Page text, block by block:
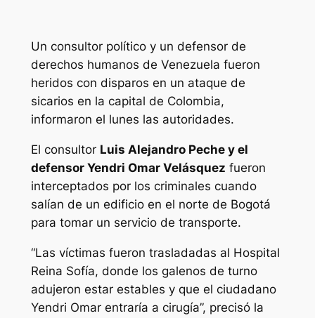
Un consultor político y un defensor de
derechos humanos de Venezuela fueron
heridos con disparos en un ataque de
sicarios en la capital de Colombia,
informaron el lunes las autoridades.
El consultor Luis Alejandro Peche y el
defensor Yendri Omar Velásquez fueron
interceptados por los criminales cuando
salían de un edificio en el norte de Bogotá
para tomar un servicio de transporte.
“Las víctimas fueron trasladadas al Hospital
Reina Sofía, donde los galenos de turno
adujeron estar estables y que el ciudadano
Yendri Omar entraría a cirugía”, precisó la